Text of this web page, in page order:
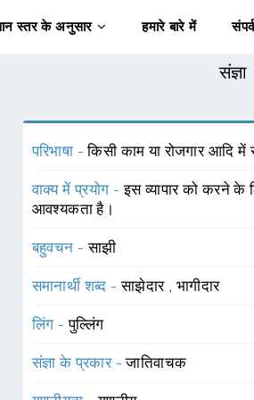
स्तर के अनुसार हमारे बारे में
संज्ञा
परिभाषा -किसी काम या रोजगार आदि में
वाक्य में प्रयोग -इस व्यापार को करने के
आवश्यकता है।
बहुवचन -साझी
समानार्थी शब्द -साझेदार , भागीदार
लिंग -पुल्लिंग
संज्ञा के प्रकार -जातिवाचक